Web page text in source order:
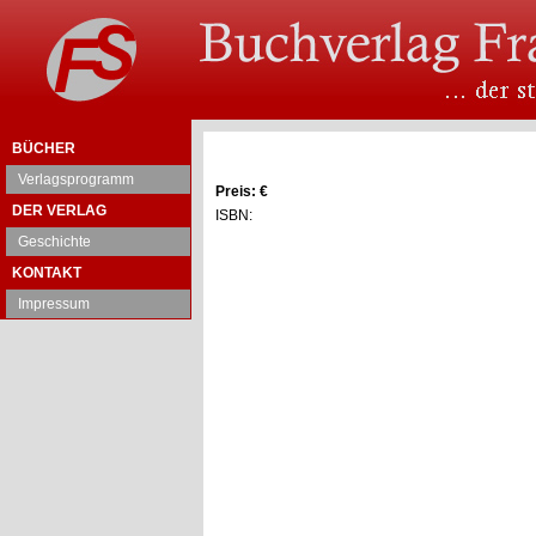
BÜCHER
Verlagsprogramm
DER VERLAG
Geschichte
KONTAKT
Impressum
Preis: €
ISBN: